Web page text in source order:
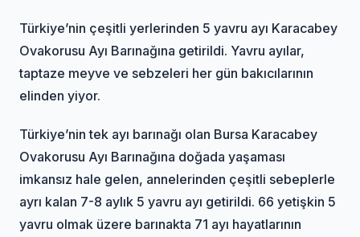
Türkiye’nin çeşitli yerlerinden 5 yavru ayı Karacabey
Ovakorusu Ayı Barınağına getirildi. Yavru ayılar,
taptaze meyve ve sebzeleri her gün bakıcılarının
elinden yiyor.
Türkiye’nin tek ayı barınağı olan Bursa Karacabey
Ovakorusu Ayı Barınağına doğada yaşaması
imkansız hale gelen, annelerinden çeşitli sebeplerle
ayrı kalan 7-8 aylık 5 yavru ayı getirildi. 66 yetişkin 5
yavru olmak üzere barınakta 71 ayı hayatlarının